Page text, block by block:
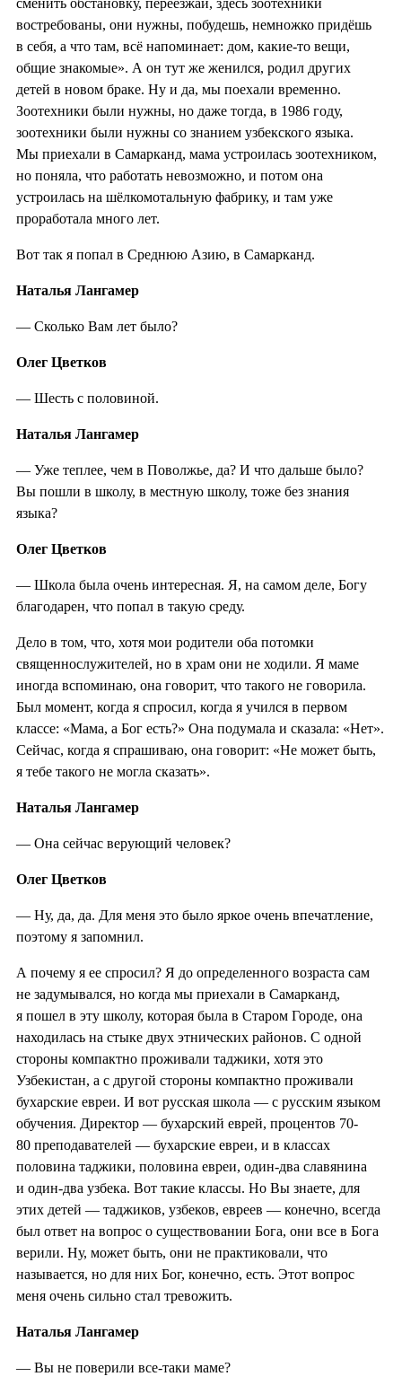
востребованы, они нужны, побудешь, немножко придёшь
в себя, а что там, всё напоминает: дом, какие-то вещи,
общие знакомые». А он тут же женился, родил других
детей в новом браке. Ну и да, мы поехали временно.
Зоотехники были нужны, но даже тогда, в 1986 году,
зоотехники были нужны со знанием узбекского языка.
Мы приехали в Самарканд, мама устроилась зоотехником,
но поняла, что работать невозможно, и потом она
устроилась на шёлкомотальную фабрику, и там уже
проработала много лет.
Вот так я попал в Среднюю Азию, в Самарканд.
Наталья Лангамер
— Сколько Вам лет было?
Олег Цветков
— Шесть с половиной.
Наталья Лангамер
— Уже теплее, чем в Поволжье, да? И что дальше было?
Вы пошли в школу, в местную школу, тоже без знания
языка?
Олег Цветков
— Школа была очень интересная. Я, на самом деле, Богу
благодарен, что попал в такую среду.
Дело в том, что, хотя мои родители оба потомки
священнослужителей, но в храм они не ходили. Я маме
иногда вспоминаю, она говорит, что такого не говорила.
Был момент, когда я спросил, когда я учился в первом
классе: «Мама, а Бог есть?» Она подумала и сказала: «Нет».
Сейчас, когда я спрашиваю, она говорит: «Не может быть,
я тебе такого не могла сказать».
Наталья Лангамер
— Она сейчас верующий человек?
Олег Цветков
— Ну, да, да. Для меня это было яркое очень впечатление,
поэтому я запомнил.
А почему я ее спросил? Я до определенного возраста сам
не задумывался, но когда мы приехали в Самарканд,
я пошел в эту школу, которая была в Старом Городе, она
находилась на стыке двух этнических районов. С одной
стороны компактно проживали таджики, хотя это
Узбекистан, а с другой стороны компактно проживали
бухарские евреи. И вот русская школа — с русским языком
обучения. Директор — бухарский еврей, процентов 70-
80 преподавателей — бухарские евреи, и в классах
половина таджики, половина евреи, один-два славянина
и один-два узбека. Вот такие классы. Но Вы знаете, для
этих детей — таджиков, узбеков, евреев — конечно, всегда
был ответ на вопрос о существовании Бога, они все в Бога
верили. Ну, может быть, они не практиковали, что
называется, но для них Бог, конечно, есть. Этот вопрос
меня очень сильно стал тревожить.
Наталья Лангамер
— Вы не поверили все-таки маме?